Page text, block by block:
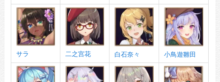
サラ 二之宫花 白石奈々 小鳥遊雛田